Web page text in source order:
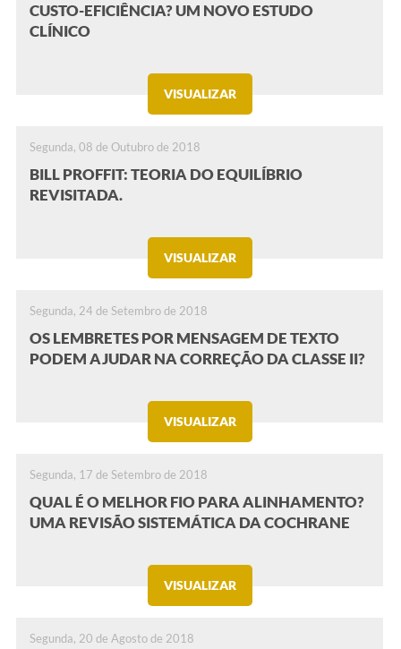
CUSTO-EFICIÊNCIA? UM NOVO ESTUDO
CLÍNICO
VISUALIZAR
Segunda, 08 de Outubro de 2018
BILL PROFFIT: TEORIA DO EQUILÍBRIO
REVISITADA.
VISUALIZAR
Segunda, 24 de Setembro de 2018
OS LEMBRETES POR MENSAGEM DE TEXTO
PODEM AJUDAR NA CORREÇÃO DA CLASSE II?
VISUALIZAR
Segunda, 17 de Setembro de 2018
QUAL É O MELHOR FIO PARA ALINHAMENTO?
UMA REVISÃO SISTEMÁTICA DA COCHRANE
VISUALIZAR
Segunda, 20 de Agosto de 2018